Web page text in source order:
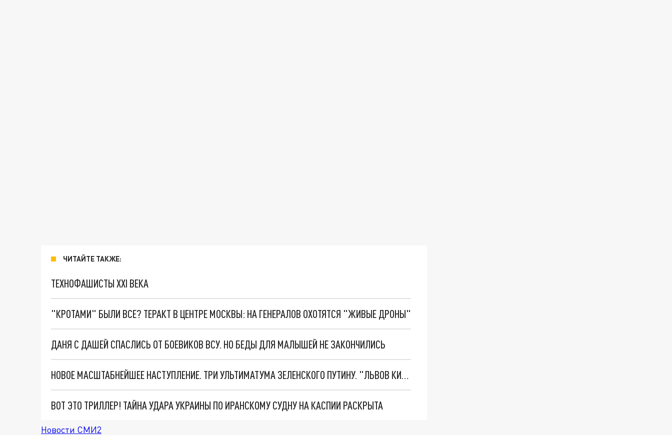
ЧИТАЙТЕ ТАКЖЕ:
ТЕХНОФАШИСТЫ XXI ВЕКА
"КРОТАМИ" БЫЛИ ВСЕ? ТЕРАКТ В ЦЕНТРЕ МОСКВЫ: НА ГЕНЕРАЛОВ ОХОТЯТСЯ "ЖИВЫЕ ДРОНЫ"
ДАНЯ С ДАШЕЙ СПАСЛИСЬ ОТ БОЕВИКОВ ВСУ. НО БЕДЫ ДЛЯ МАЛЫШЕЙ НЕ ЗАКОНЧИЛИСЬ
НОВОЕ МАСШТАБНЕЙШЕЕ НАСТУПЛЕНИЕ. ТРИ УЛЬТИМАТУМА ЗЕЛЕНСКОГО ПУТИНУ. "ЛЬВОВ КИМА" ПОСТАВЯТ НА ПВО? ГЛОБАЛЬНЫЙ ПРОРЫВ ПОД ЗАПОРОЖЬЕМ
ВОТ ЭТО ТРИЛЛЕР! ТАЙНА УДАРА УКРАИНЫ ПО ИРАНСКОМУ СУДНУ НА КАСПИИ РАСКРЫТА
Новости СМИ2